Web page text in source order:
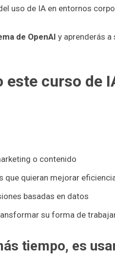
uso de IA en entornos
de OpenAI y aprenderás
este curso de
o contenido
que quieran mejorar
basadas en datos
su forma de
tiempo, es